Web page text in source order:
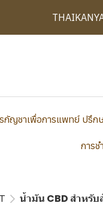
กัญชาเพื่อการแพทย์ ปรึ
การช
น้ำมัน CBD สำหรับ